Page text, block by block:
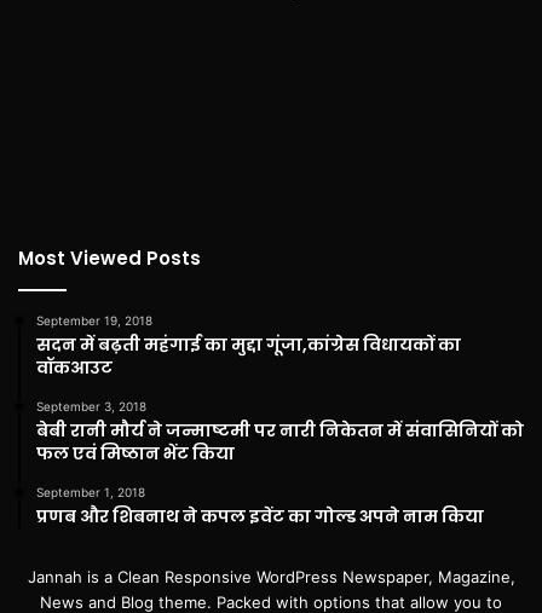
Most Viewed Posts
September 19, 2018
सदन में बढ़ती महंगाई का मुद्दा गूंजा,कांग्रेस विधायकों का
वॉकआउट
September 3, 2018
बेबी रानी मौर्य ने जन्माष्टमी पर नारी निकेतन में संवासिनियों को
फल एवं मिष्ठान भेंट किया
September 1, 2018
प्रणब और शिबनाथ ने कपल इवेंट का गोल्ड अपने नाम किया
Jannah is a Clean Responsive WordPress Newspaper, Magazine,
News and Blog theme. Packed with options that allow you to